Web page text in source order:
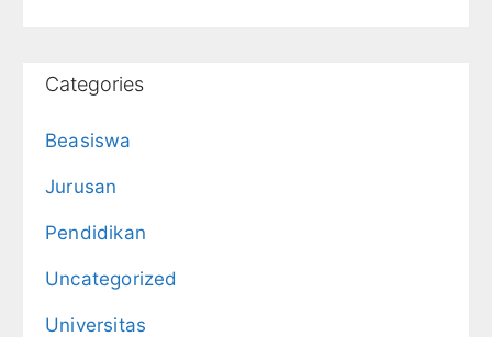
Categories
Beasiswa
Jurusan
Pendidikan
Uncategorized
Universitas